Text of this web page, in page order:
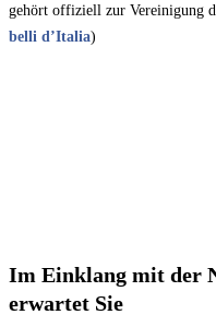
gehört offiziell zur Vereinigung
belli d’Italia)
Im Einklang mit der
erwartet Sie